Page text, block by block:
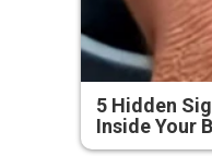
5 Hidden
Inside Your